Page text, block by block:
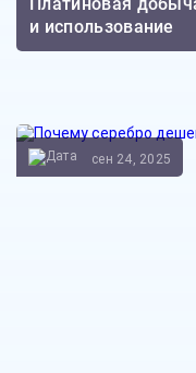
Платиновая
и использование
сен 24, 2025